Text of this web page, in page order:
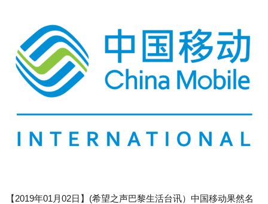
【2019年01月02日】(希望之声巴黎生活台讯）中国移动果然名